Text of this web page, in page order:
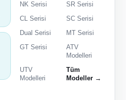
NK Serisi
SR Serisi
CL Serisi
SC Serisi
Dual Serisi
MT Serisi
GT Serisi
ATV
Modelleri
UTV
Modelleri
Tüm
Modeller →